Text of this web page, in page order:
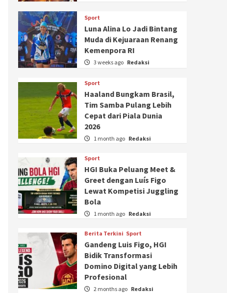
Sport
Luna Alina Lo Jadi Bintang
Muda di Kejuaraan Renang
Kemenpora RI
3 weeks ago Redaksi
Sport
Haaland Bungkam Brasil,
Tim Samba Pulang Lebih
Cepat dari Piala Dunia
2026
1 month ago Redaksi
Sport
HGI Buka Peluang Meet &
Greet dengan Luís Figo
Lewat Kompetisi Juggling
Bola
1 month ago Redaksi
Berita Terkini Sport
Gandeng Luis Figo, HGI
Bidik Transformasi
Domino Digital yang Lebih
Profesional
2 months ago Redaksi